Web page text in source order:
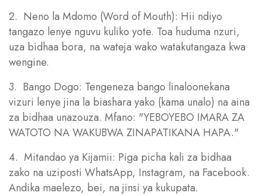
2. Neno la Mdomo (Word of Mouth): Hii ndiyo
tangazo lenye nguvu kuliko yote. Toa huduma nzuri,
uza bidhaa bora, na wateja wako watakutangaza kwa
wengine.
3. Bango Dogo: Tengeneza bango linaloonekana
vizuri lenye jina la biashara yako (kama unalo) na aina
za bidhaa unazouza. Mfano: "YEBOYEBO IMARA ZA
WATOTO NA WAKUBWA ZINAPATIKANA HAPA."
4. Mitandao ya Kijamii: Piga picha kali za bidhaa
zako na uziposti WhatsApp, Instagram, na Facebook.
Andika maelezo, bei, na jinsi ya kukupata.